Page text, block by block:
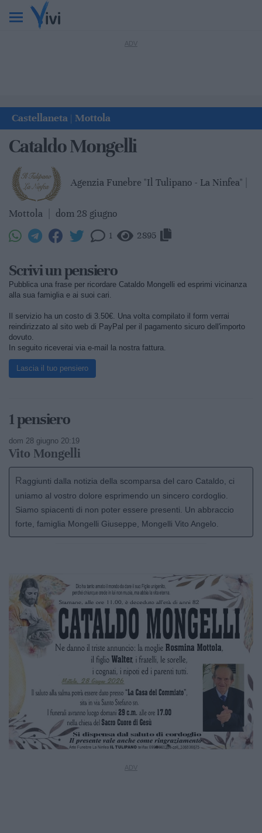
Castellaneta Mottola
Cataldo Mongelli
Agenzia Funebre "Il Tulipano - La Ninfea" |
Mottola dom 28 giugno
1 2895
Scrivi un pensiero
Pubblica una frase per ricordare Cataldo Mongelli ed esprimi vicinanza
alla sua famiglia e ai suoi cari.
Il servizio ha un costo di 3.50€. Una volta compilato il form verrai
reindirizzato al sito web di PayPal per il pagamento sicuro dell'importo
dovuto.
In seguito riceverai via e-mail la nostra fattura.
Lascia il tuo pensiero
1 pensiero
dom 28 giugno 20:19
Vito Mongelli
Raggiunti dalla notizia della scomparsa del caro Cataldo, ci
uniamo al vostro dolore esprimendo un sincero cordoglio.
Siamo spiacenti di non poter essere presenti. Un abbraccio
forte, famiglia Mongelli Giuseppe, Mongelli Vito Angelo.